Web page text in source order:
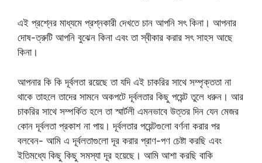
এই প্রশ্নের মাধ্যমে প্রশ্নকারী দেখতে চান আপনি সৎ কিনা। আপনার
দোষ-ত্রুটি আপনি বুঝেন কিনা এবং তা স্বীকার করার সৎ সাহস আছে
কিনা।
আপনার কি কি দূর্বলতা রয়েছে তা যদি এই চাকরির সাথে সম্পৃক্ততা না
থাকে তাহলে তাদের সামনে অকপটে দূর্বলতার কিছু পয়েন্ট তুলে ধরুন। আর
চাকরির সাথে সম্পর্কিত হলে তা স্মার্টলী এমনভাবে উত্তর দিন যেন মেজর
কোন দূর্বলতা প্রকাশ না পায়। দূর্বলতার পয়েন্টগুলো বর্ণনা করার পর
বলবেন- আমি এ দূর্বলতাগুলো দূর করার প্রাণ-পণ চেষ্টা করছি এবং
ইতিমধ্যে কিছু কিছু সমস্যা দূর হয়েছে। আমি আশা করছি বাকি